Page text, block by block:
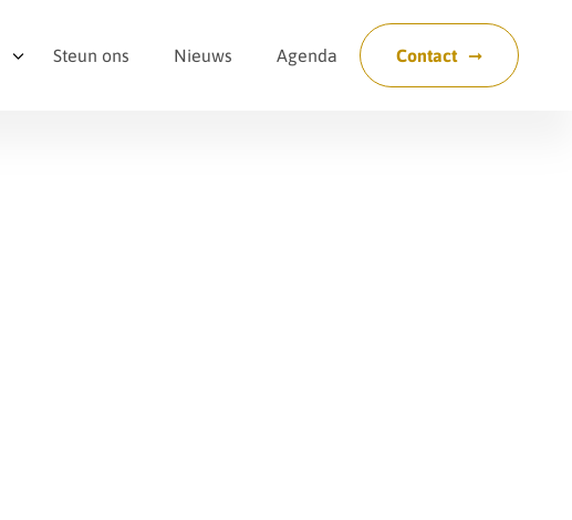
Steun ons Nieuws Agenda Contact